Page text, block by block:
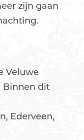
zijn gaan
Veluwe
Binnen dit
Ederveen,